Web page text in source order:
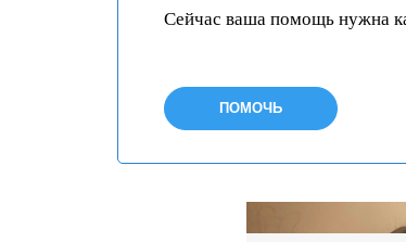
Сейчас ваша помощь нужна
ПОМОЧЬ